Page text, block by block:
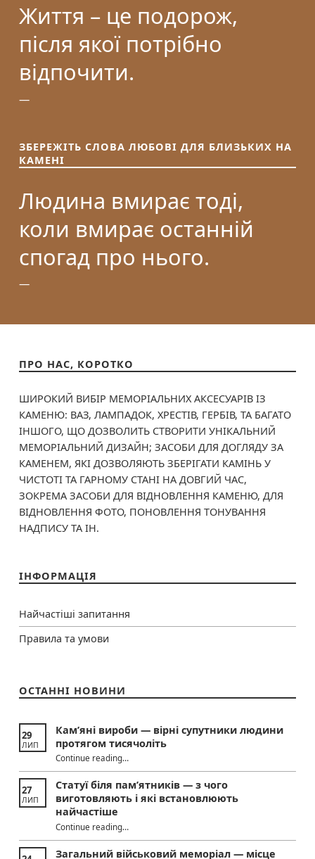
Життя – це подорож,
після якої потрібно
відпочити.
ЗБЕРЕЖІТЬ СЛОВА ЛЮБОВІ ДЛЯ БЛИЗЬКИХ НА
КАМЕНІ
Людина вмирає тоді,
коли вмирає останній
спогад про нього.
ПРО НАС, КОРОТКО
ШИРОКИЙ ВИБІР МЕМОРІАЛЬНИХ АКСЕСУАРІВ ІЗ
КАМЕНЮ: ВАЗ, ЛАМПАДОК, ХРЕСТІВ, ГЕРБІВ, ТА БАГАТО
ІНШОГО, ЩО ДОЗВОЛИТЬ СТВОРИТИ УНІКАЛЬНИЙ
МЕМОРІАЛЬНИЙ ДИЗАЙН; ЗАСОБИ ДЛЯ ДОГЛЯДУ ЗА
КАМЕНЕМ, ЯКІ ДОЗВОЛЯЮТЬ ЗБЕРІГАТИ КАМІНЬ У
ЧИСТОТІ ТА ГАРНОМУ СТАНІ НА ДОВГИЙ ЧАС,
ЗОКРЕМА ЗАСОБИ ДЛЯ ВІДНОВЛЕННЯ КАМЕНЮ, ДЛЯ
ВІДНОВЛЕННЯ ФОТО, ПОНОВЛЕННЯ ТОНУВАННЯ
НАДПИСУ ТА ІН.
ІНФОРМАЦІЯ
Найчастіші запитання
Правила та умови
ОСТАННІ НОВИНИ
29
ЛИП
Кам’яні вироби — вірні супутники людини
протягом тисячоліть
Continue reading“Кам’яні вироби — вірні супутники людини протягом тисячоліть”
…
27
ЛИП
Статуї біля пам’ятників — з чого
виготовляють і які встановлюють
найчастіше
Continue reading“Статуї біля пам’ятників — з чого виготовляють і які встановлюють найчастіше”
…
Загальний військовий меморіал — місце